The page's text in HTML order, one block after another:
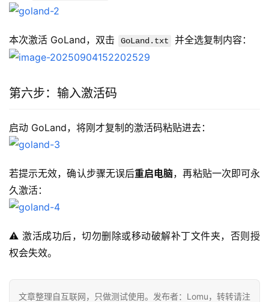
本次激活 GoLand，双击 GoLand.txt 并全选复制内容：
第六步：输入激活码
启动 GoLand，将刚才复制的激活码粘贴进去：
若提示无效，确认步骤无误后重启电脑，再粘贴一次即可永
久激活：
⚠️ 激活成功后，切勿删除或移动破解补丁文件夹，否则授
权会失效。
文章整理自互联网，只做测试使用。发布者：Lomu，转转请注